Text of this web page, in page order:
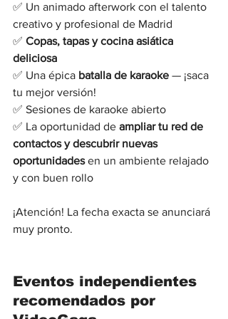
✅ Un animado afterwork con el talento
creativo y profesional de Madrid
✅ Copas, tapas y cocina asiática
deliciosa
✅ Una épica batalla de karaoke — ¡saca
tu mejor versión!
✅ Sesiones de karaoke abierto
✅ La oportunidad de ampliar tu red de
contactos y descubrir nuevas
oportunidades en un ambiente relajado
y con buen rollo
¡Atención! La fecha exacta se anunciará
muy pronto.
Eventos independientes
recomendados por